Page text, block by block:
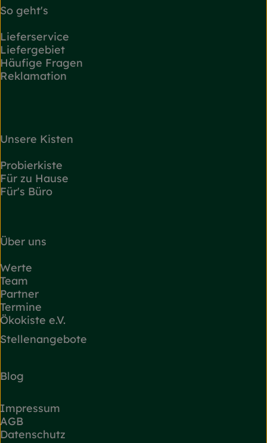
So geht's
Lieferservice
Liefergebiet
Häufige Fragen
Reklamation
Unsere Kisten
Probierkiste
Für zu Hause
Für's Büro
Über uns
Werte
Team
Partner
Termine
Ökokiste e.V.
Stellenangebote
Blog
Impressum
AGB
Datenschutz